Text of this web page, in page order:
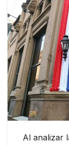
Al analizar